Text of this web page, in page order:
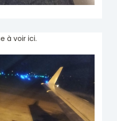
à voir ici.